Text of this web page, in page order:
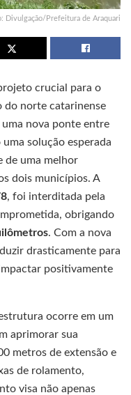
Divulgação/Prefeitura de Araquari
crucial para o
do norte catarinense
nova ponte entre
solução esperada
de uma melhor
dois municípios. A
, foi interditada pela
obrigando
. Com a nova
drasticamente para
positivamente
ocorre em um
aprimorar sua
metros de extensão e
de rolamento,
visa não apenas